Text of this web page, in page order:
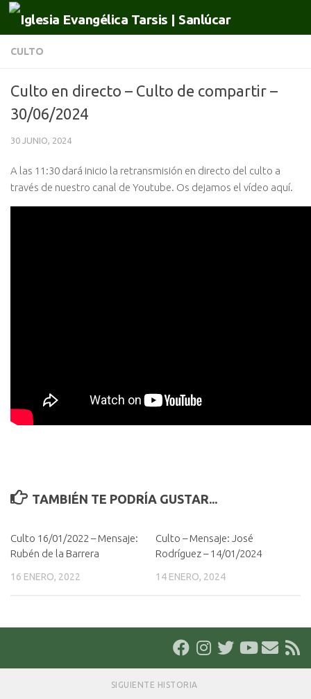
Saltar al contenido
CULTO
Culto en directo – Culto de compartir –
30/06/2024
30 JUNIO, 2024
A las 11:30 dará inicio la retransmisión en directo del culto a
través de nuestro canal de Youtube. Os dejamos el vídeo aquí.
TAMBIÉN TE PODRÍA GUSTAR...
Culto 16/01/2022 – Mensaje:
Rubén de la Barrera
16 ENERO, 2022
Culto – Mensaje: José
Rodríguez – 14/01/2024
14 ENERO, 2024
SIGUIENTE HISTORIA